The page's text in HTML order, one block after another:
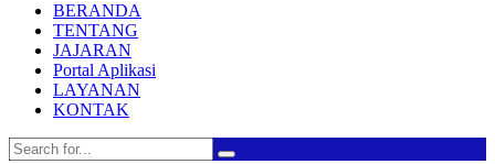
BERANDA
TENTANG
JAJARAN
Portal Aplikasi
LAYANAN
KONTAK